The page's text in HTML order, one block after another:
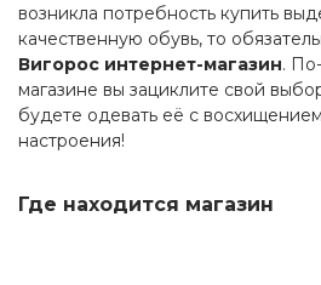
возникла потребность купить
качественную обувь, то
Вигорос интернет-магазин.
магазине вы зациклите свой
будете одевать её с
настроения!
Где находится магазин